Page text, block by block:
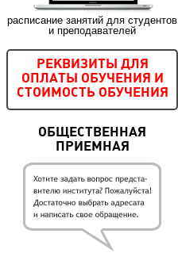
расписание занятий для студентов
и преподавателей
РЕКВИЗИТЫ ДЛЯ
ОПЛАТЫ ОБУЧЕНИЯ И
СТОИМОСТЬ ОБУЧЕНИЯ
ОБЩЕСТВЕННАЯ
ПРИЕМНАЯ